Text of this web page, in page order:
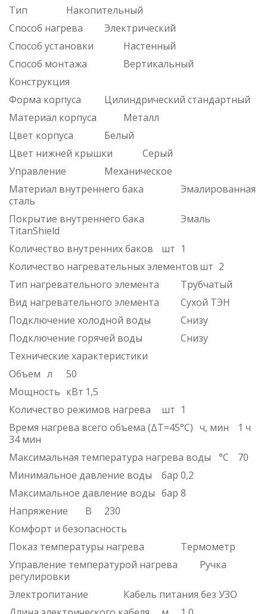
Тип
Накопительный
Способ нагрева
Электрический
Способ установки
Настенный
Способ монтажа
Вертикальный
Конструкция
Форма корпуса
Цилиндрический стандартный
Материал корпуса
Металл
Цвет корпуса
Белый
Цвет нижней крышки
Серый
Управление
Механическое
Материал внутреннего бака
Эмалированная
сталь
Покрытие внутреннего бака
Эмаль
TitanShield
Количество внутренних баков
шт 1
Количество нагревательных элементовшт 2
Тип нагревательного элемента
Трубчатый
Вид нагревательного элемента
Сухой ТЭН
Подключение холодной воды
Снизу
Подключение горячей воды
Снизу
Технические характеристики
Объем л
50
Мощность кВт 1,5
Количество режимов нагрева
шт 1
Время нагрева всего объема (ΔT=45°С) ч, мин
1 ч
34 мин
Максимальная температура нагрева воды
°С
70
Минимальное давление воды
бар 0,2
Максимальное давление воды бар 8
Напряжение
В
230
Комфорт и безопасность
Показ температуры нагрева
Термометр
Управление температурой нагрева
Ручка
регулировки
Электропитание
Кабель питания без УЗО